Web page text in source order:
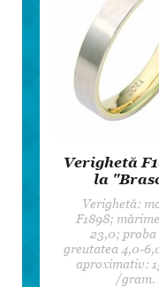
Verighetă
la
Verighetă:
F1898;
23,0; proba
greutatea 4,0-
aproximativ:
/gram.